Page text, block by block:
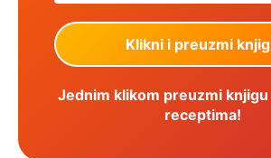
Jednim klikom preuzmi knjigu
receptima!